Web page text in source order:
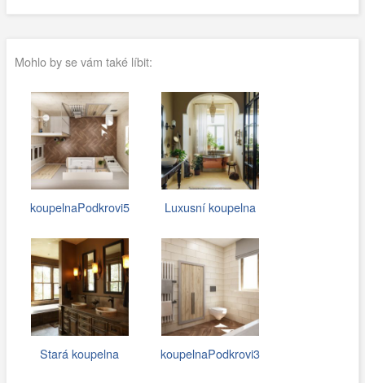
Mohlo by se vám také líbit:
koupelnaPodkrovi5 Luxusní koupelna
Stará koupelna koupelnaPodkrovi3